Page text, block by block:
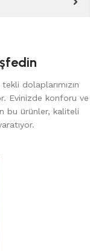
dolaplarımızın
Evinizde konforu ve
bu ürünler, kaliteli